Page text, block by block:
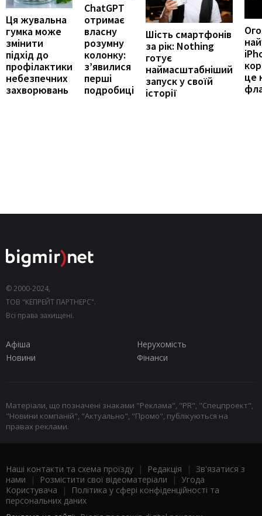
Ця жувальна
гумка може
змінити
підхід до
профілактики
небезпечних
захворювань
ChatGPT
отримає
власну
розумну
колонку:
з’явилися
перші
подробиці
Шість смартфонів
за рік: Nothing
готує
наймасштабніший
запуск у своїй
історії
це
© 2000-2024,
ТОВ "КЕПРЕЙТ ПАРТНЕРС".
Всі права захищені.
Афіша
Нерухомість
Новини
Фінанси
Матеріали, що позначені знаками "Реклама", "PR", "Спецпроект",
"Новини компаній", "Актуально", "Промо", публікуються на
правах реклами.
Наші контакти та схема проїзду | Редакція | Зв'язатися з
нами | Розмістити свої відеоматеріали | Угода
Користувача |
Політика у сфері конфіденційності та
персональних даних